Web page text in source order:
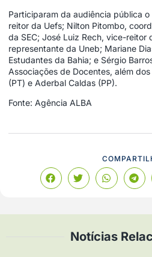
Participaram da audiência pública
reitor da Uefs; Nilton Pitombo,
da SEC; José Luiz Rech, vice-reitor
representante da Uneb; Mariane
Estudantes da Bahia; e Sérgio
Associações de Docentes, além
(PT) e Aderbal Caldas (PP).
Fonte: Agência ALBA
Notícias